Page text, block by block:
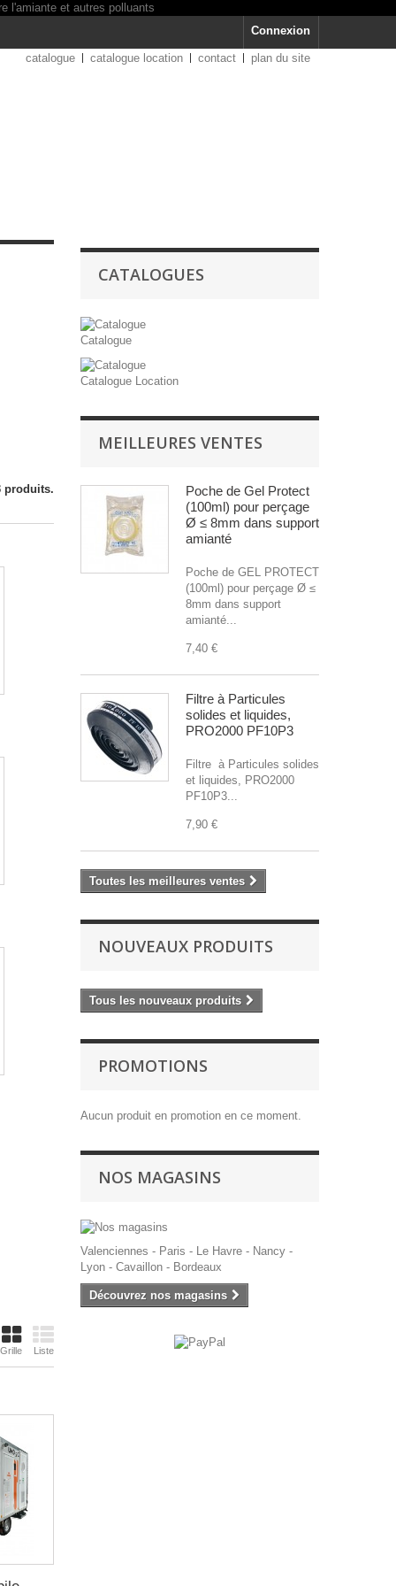
Connexion
catalogue catalogue location contact plan du site
produits.
Grille Liste
CATALOGUES
Catalogue
Catalogue Location
MEILLEURES VENTES
Poche de Gel Protect
(100ml) pour perçage
Ø ≤ 8mm dans support
amianté
Poche de GEL PROTECT
(100ml) pour perçage Ø ≤
8mm dans support
amianté...
7,40 €
Filtre à Particules
solides et liquides,
PRO2000 PF10P3
Filtre à Particules solides
et liquides, PRO2000
PF10P3...
7,90 €
Toutes les meilleures ventes
NOUVEAUX PRODUITS
Tous les nouveaux produits
PROMOTIONS
Aucun produit en promotion en ce moment.
NOS MAGASINS
Valenciennes - Paris - Le Havre - Nancy -
Lyon - Cavaillon - Bordeaux
Découvrez nos magasins